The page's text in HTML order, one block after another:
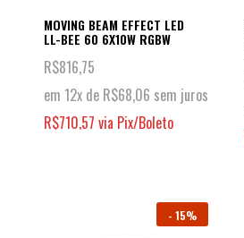
MOVING BEAM EFFECT LED
LL-BEE 60 6X10W RGBW
R$816,75
em 12x de R$68,06 sem juros
R$710,57 via Pix/Boleto
- 15%